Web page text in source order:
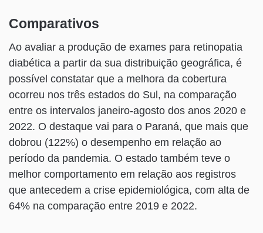
Comparativos
Ao avaliar a produção de exames para retinopatia
diabética a partir da sua distribuição geográfica, é
possível constatar que a melhora da cobertura
ocorreu nos três estados do Sul, na comparação
entre os intervalos janeiro-agosto dos anos 2020 e
2022. O destaque vai para o Paraná, que mais que
dobrou (122%) o desempenho em relação ao
período da pandemia. O estado também teve o
melhor comportamento em relação aos registros
que antecedem a crise epidemiológica, com alta de
64% na comparação entre 2019 e 2022.